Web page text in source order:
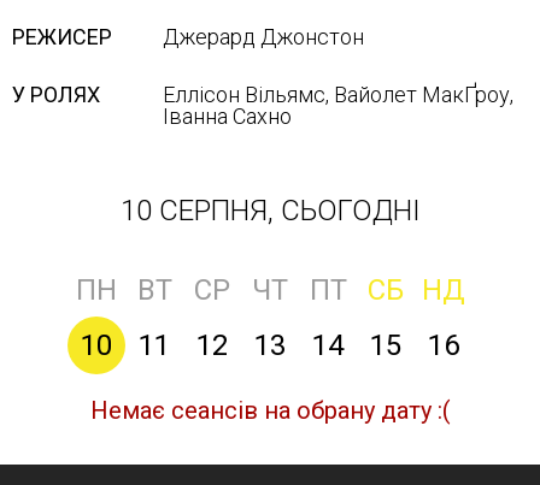
РЕЖИСЕР Джерард Джонстон
У РОЛЯХ
Еллісон Вільямс, Вайолет МакҐроу,
Іванна Сахно
10 СЕРПНЯ, СЬОГОДНІ
ПН ВТ СР ЧТ ПТ СБ
НД
10
11 12 13 14 15 16
Немає сеансів на обрану дату :(